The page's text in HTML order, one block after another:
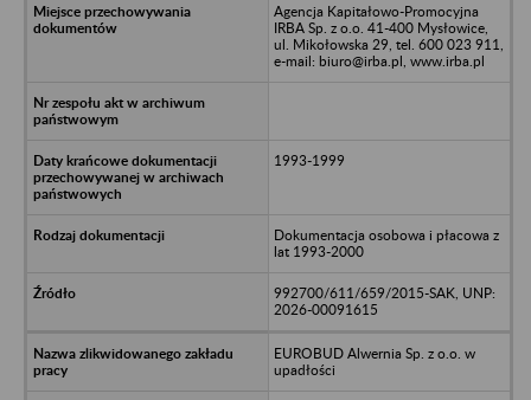
Agencja Kapitałowo-Promocyjna
IRBA Sp. z o.o. 41-400 Mysłowice,
ul. Mikołowska 29, tel. 600 023 911,
e-mail: biuro@irba.pl, www.irba.pl
1993-1999
Dokumentacja osobowa i płacowa z
lat 1993-2000
992700/611/659/2015-SAK, UNP:
2026-00091615
EUROBUD Alwernia Sp. z o.o. w
upadłości